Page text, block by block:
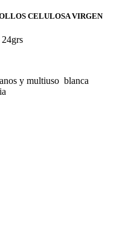
CELULOSA VIRGEN
y multiuso blanca